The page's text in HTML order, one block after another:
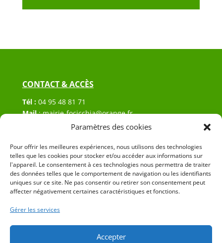
Paramètres des cookies
Pour offrir les meilleures expériences, nous utilisons des technologies
telles que les cookies pour stocker et/ou accéder aux informations sur
l'appareil. Le consentement à ces technologies nous permettra de traiter
des données telles que le comportement de navigation ou les identifiants
uniques sur ce site. Ne pas consentir ou retirer son consentement peut
affecter négativement certaines caractéristiques et fonctions.
Gérer les services
Accepter
CONTACT & ACCÈS
Tél : 04 95 48 81 71
Mail:mairie-focicchia@orange.fr
Hôtel de ville de Focicchia
20212 Focicchia